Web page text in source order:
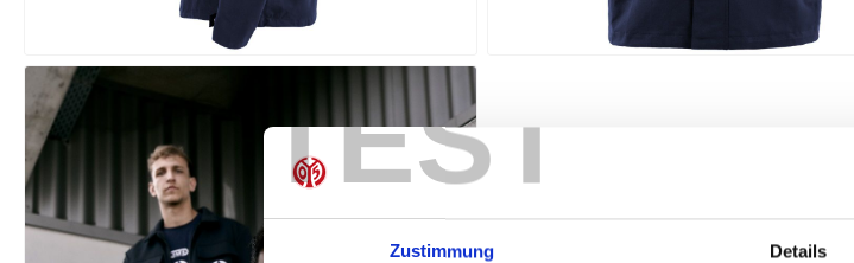
TEST
Zustimmung Details